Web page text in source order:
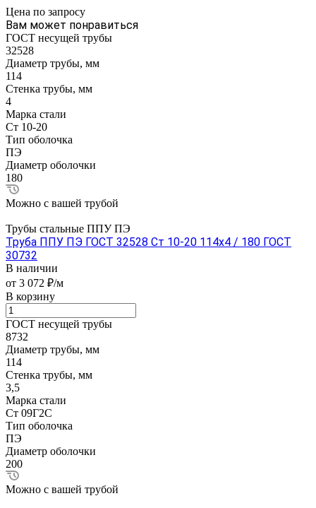
Цена по запросу
Вам может понравиться
ГОСТ несущей трубы
32528
Диаметр трубы, мм
114
Стенка трубы, мм
4
Марка стали
Ст 10-20
Тип оболочка
ПЭ
Диаметр оболочки
180
Можно с вашей трубой
Трубы стальные ППУ ПЭ
Труба ППУ ПЭ ГОСТ 32528 Ст 10-20 114x4 / 180 ГОСТ
30732
В наличии
от 3 072 ₽/м
В корзину
ГОСТ несущей трубы
8732
Диаметр трубы, мм
114
Стенка трубы, мм
3,5
Марка стали
Ст 09Г2С
Тип оболочка
ПЭ
Диаметр оболочки
200
Можно с вашей трубой